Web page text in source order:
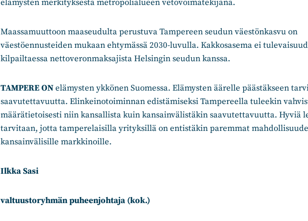
elämysten merkityksestä metropolialueen vetovoimatekijänä.
Maassamuuttoon maaseudulta perustuva Tampereen seudun väestönkasvu on
väestöennusteiden mukaan ehtymässä 2030-luvulla. Kakkosasema ei
kilpailtaessa nettoveronmaksajista Helsingin seudun kanssa.
TAMPERE ONelämysten ykkönen Suomessa. Elämysten äärelle päästäkseen
saavutettavuutta. Elinkeinotoiminnan edistämiseksi Tampereella tuleekin
määrätietoisesti niin kansallista kuin kansainvälistäkin saavutettavuutta. Hyviä
tarvitaan, jotta tamperelaisilla yrityksillä on entistäkin paremmat
kansainvälisille markkinoille.
Ilkka Sasi
valtuustoryhmän puheenjohtaja (kok.)